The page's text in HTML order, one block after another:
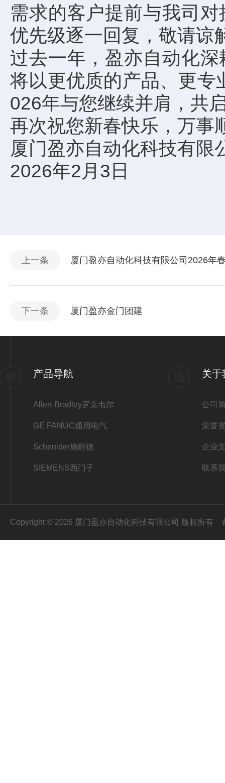
需求的客户提前与我司
优先级逐一回复，敬请谅
过去一年，盈亦自动化
将以更优质的产品、更专
026年与您继续并肩，共
再次祝您新春快乐，万事
厦门盈亦自动化科技有限
2026年2月3日
上一条 厦门盈亦自动化科技有限公司2026年
下一条 厦门盈亦金门团建
产品导航
Allen-Bradley罗克韦尔
GE FANUC通用电气
Schenider施耐德
SIEMENS西门子
关于
公司
荣誉
企业
联系
Copyright © 2026 厦门盈亦自动化科技有限公司 版权所有